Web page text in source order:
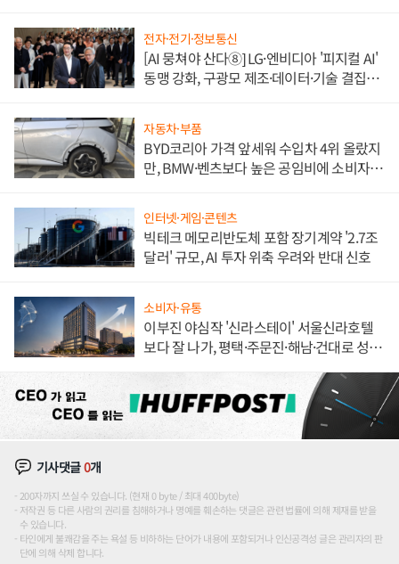
전자·전기·정보통신
[AI 뭉쳐야 산다⑧] LG·엔비디아 '피지컬 AI'
동맹 강화, 구광모 제조·데이터·기술 결집
자동차·부품
BYD코리아 가격 앞세워 수입차 4위 올랐지
만, BMW·벤츠보다 높은 공임비에 소비자
인터넷·게임·콘텐츠
빅테크 메모리반도체 포함 장기계약 '2.7조
달러' 규모, AI 투자 위축 우려와 반대 신호
소비자·유통
이부진 야심작 '신라스테이' 서울신라호텔
보다 잘 나가, 평택·주문진·해남·건대로 성
기사댓글0개
200자까지 쓰실 수 있습니다. (현재 0 byte / 최대 400byte)
저작권 등 다른 사람의 권리를 침해하거나 명예를 훼손하는 댓글은 관련 법률에 의해 제재를 받을
수 있습니다.
타인에게 불쾌감을 주는 욕설 등 비하하는 단어가 내용에 포함되거나 인신공격성 글은 관리자의 판
단에 의해 삭제 합니다.